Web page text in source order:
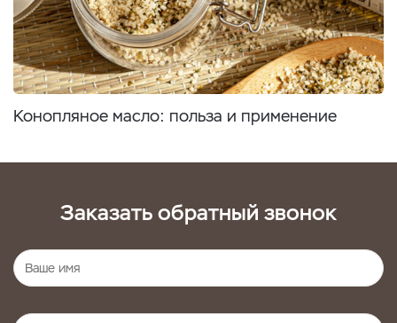
Конопляное масло: польза и применение
Заказать обратный звонок